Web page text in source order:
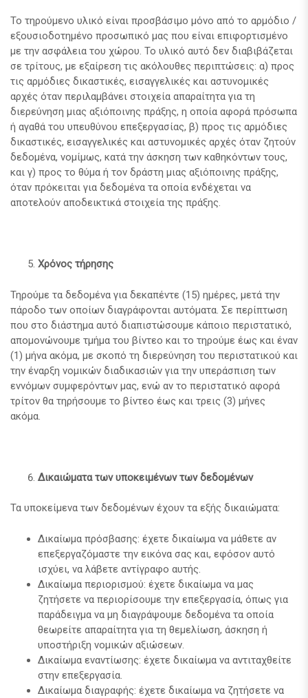
Το τηρούμενο υλικό είναι προσβάσιμο μόνο από το αρμόδιο /
εξουσιοδοτημένο προσωπικό μας που είναι επιφορτισμένο
με την ασφάλεια του χώρου. Το υλικό αυτό δεν διαβιβάζεται
σε τρίτους, με εξαίρεση τις ακόλουθες περιπτώσεις: α) προς
τις αρμόδιες δικαστικές, εισαγγελικές και αστυνομικές
αρχές όταν περιλαμβάνει στοιχεία απαραίτητα για τη
διερεύνηση μιας αξιόποινης πράξης, η οποία αφορά πρόσωπα
ή αγαθά του υπευθύνου επεξεργασίας, β) προς τις αρμόδιες
δικαστικές, εισαγγελικές και αστυνομικές αρχές όταν ζητούν
δεδομένα, νομίμως, κατά την άσκηση των καθηκόντων τους,
και γ) προς το θύμα ή τον δράστη μιας αξιόποινης πράξης,
όταν πρόκειται για δεδομένα τα οποία ενδέχεται να
αποτελούν αποδεικτικά στοιχεία της πράξης.
Χρόνος τήρησης
Τηρούμε τα δεδομένα για δεκαπέντε (15) ημέρες, μετά την
πάροδο των οποίων διαγράφονται αυτόματα. Σε περίπτωση
που στο διάστημα αυτό διαπιστώσουμε κάποιο περιστατικό,
απομονώνουμε τμήμα του βίντεο και το τηρούμε έως και έναν
(1) μήνα ακόμα, με σκοπό τη διερεύνηση του περιστατικού και
την έναρξη νομικών διαδικασιών για την υπεράσπιση των
εννόμων συμφερόντων μας, ενώ αν το περιστατικό αφορά
τρίτον θα τηρήσουμε το βίντεο έως και τρεις (3) μήνες
ακόμα.
Δικαιώματα των υποκειμένων των δεδομένων
Τα υποκείμενα των δεδομένων έχουν τα εξής δικαιώματα:
Δικαίωμα πρόσβασης: έχετε δικαίωμα να μάθετε αν
επεξεργαζόμαστε την εικόνα σας και, εφόσον αυτό
ισχύει, να λάβετε αντίγραφο αυτής.
Δικαίωμα περιορισμού: έχετε δικαίωμα να μας
ζητήσετε να περιορίσουμε την επεξεργασία, όπως για
παράδειγμα να μη διαγράψουμε δεδομένα τα οποία
θεωρείτε απαραίτητα για τη θεμελίωση, άσκηση ή
υποστήριξη νομικών αξιώσεων.
Δικαίωμα εναντίωσης: έχετε δικαίωμα να αντιταχθείτε
στην επεξεργασία.
Δικαίωμα διαγραφής: έχετε δικαίωμα να ζητήσετε να